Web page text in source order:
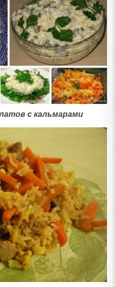
с кальмарами